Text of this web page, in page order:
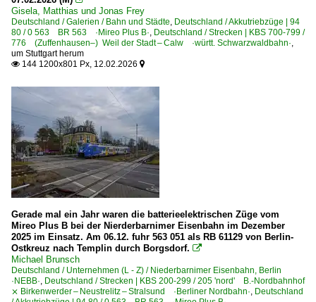
Gisela, Matthias und Jonas Frey
Deutschland / Galerien / Bahn und Städte, Deutschland / Akkutriebzüge | 94
80 / 0 563 BR 563 ·Mireo Plus B·, Deutschland / Strecken | KBS 700-799 /
776 (Zuffenhausen–) Weil der Stadt – Calw ·württ. Schwarzwaldbahn·,
um Stuttgart herum
 144 1200x801 Px, 12.02.2026 
Gerade mal ein Jahr waren die batterieelektrischen Züge vom
Mireo Plus B bei der Nierderbarnimer Eisenbahn im Dezember
2025 im Einsatz. Am 06.12. fuhr 563 051 als RB 61129 von Berlin-
Ostkreuz nach Templin durch Borgsdorf. 
Michael Brunsch
Deutschland / Unternehmen (L - Z) / Niederbarnimer Eisenbahn, Berlin
·NEBB·, Deutschland / Strecken | KBS 200-299 / 205 'nord' B.-Nordbahnhof
⨯ Birkenwerder – Neustrelitz – Stralsund ·Berliner Nordbahn·, Deutschland